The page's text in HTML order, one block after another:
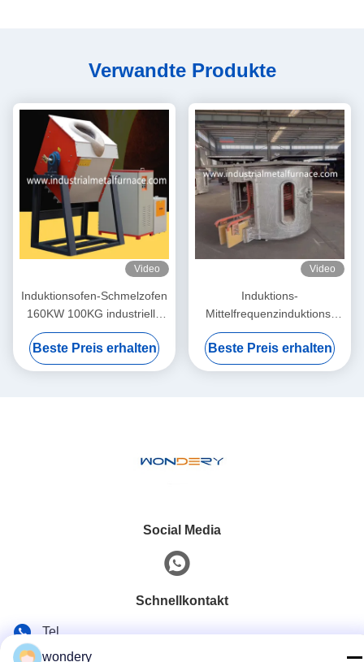
Verwandte Produkte
Video
Induktionsofen-Schmelzofen
160KW 100KG industrielle
für Roheisen-
Wärmebehandlung
Beste Preis erhalten
Video
Induktions-
Mittelfrequenzinduktions-
AluminiumSchmelzofen des
Roheisen-200kg
schmelzende
Beste Preis erhalten
Social Media
Schnellkontakt
Tel.
86--15305299442
wondery